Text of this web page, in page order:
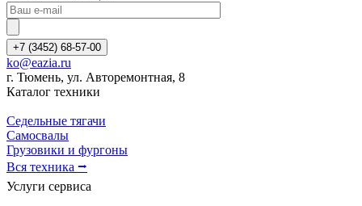
+7 (3452) 68-57-00
ko@eazia.ru
г. Тюмень, ул. Авторемонтная, 8
Каталог техники
Седельные тягачи
Самосвалы
Грузовики и фургоны
Вся техника ⭢
Услуги сервиса